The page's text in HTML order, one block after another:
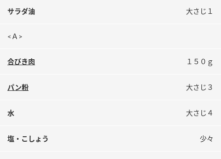
業務用サイト 製造所固有記号一覧
サラダ油 大さじ１
<Ａ>
合びき肉 １５０ｇ
パン粉 大さじ３
水 大さじ４
塩・こしょう 少々